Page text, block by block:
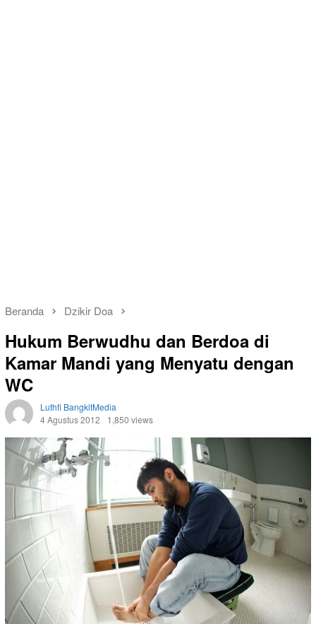
Beranda Dzikir Doa
Hukum Berwudhu dan Berdoa di
Kamar Mandi yang Menyatu dengan
WC
Luthfi BangkitMedia
4 Agustus 2012
1,850 views